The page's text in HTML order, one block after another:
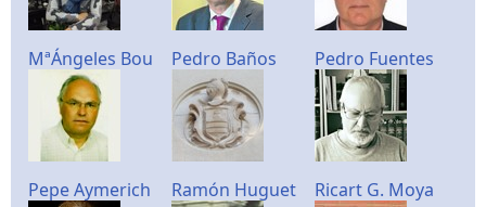
MªÁngeles Bou Pedro Baños Pedro Fuentes
Pepe Aymerich Ramón Huguet Ricart G. Moya